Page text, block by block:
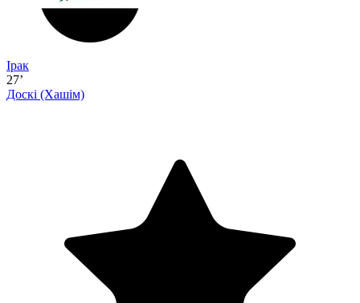
Ірак
27’
Доскі (Хашім)